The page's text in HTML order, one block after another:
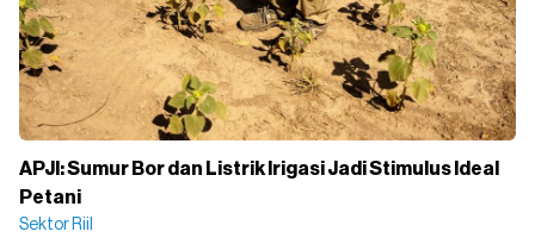
APJI: Sumur Bor dan Listrik Irigasi Jadi Stimulus Ideal
Petani
Sektor Riil